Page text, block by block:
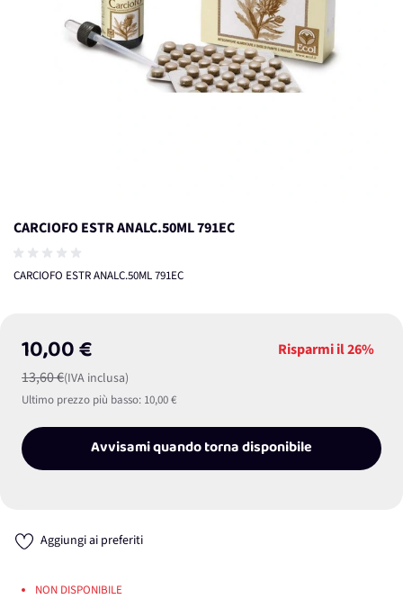
CARCIOFO ESTR ANALC.50ML 791EC
CARCIOFO ESTR ANALC.50ML 791EC
10,00 €
13,60 €(IVA inclusa)
Risparmi il26%
Ultimo prezzo più basso: 10,00 €
Avvisami quando torna disponibile
Aggiungi ai preferiti
NON DISPONIBILE